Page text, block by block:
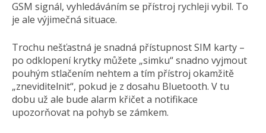
GSM signál, vyhledáváním se přístroj rychleji vybil. To
je ale výjimečná situace.
Trochu nešťastná je snadná přístupnost SIM karty –
po odklopení krytky můžete „simku“ snadno vyjmout
pouhým stlačením nehtem a tím přístroj okamžitě
„zneviditelnit“, pokud je z dosahu Bluetooth. V tu
dobu už ale bude alarm křičet a notifikace
upozorňovat na pohyb se zámkem.